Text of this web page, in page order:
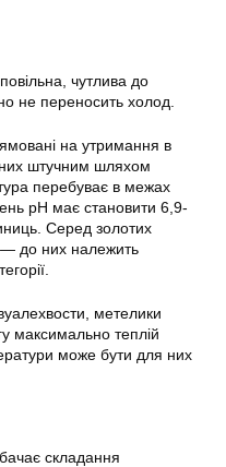
чутлива до
не переносить холод.
на утримання в
штучним шляхом
перебуває в межах
pH має становити 6,9-
Серед золотих
— до них належить
метелики
максимально теплій
може бути для них
складання